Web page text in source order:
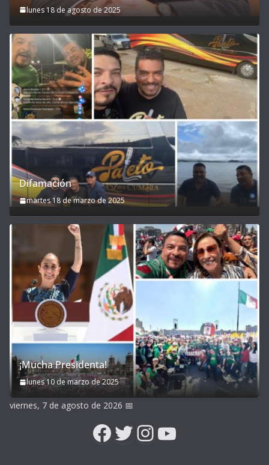
lunes 18 de agosto de 2025
Difamación
martes 18 de marzo de 2025
¡Mucha Presidenta!
lunes 10 de marzo de 2025
viernes, 7 de agosto de 2026 📅
Facebook
Twitter
Instagram
YouTube